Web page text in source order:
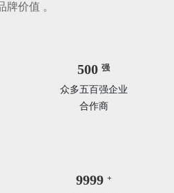
牌价值 。
500 强
众多五百强企业
合作商
9999 +